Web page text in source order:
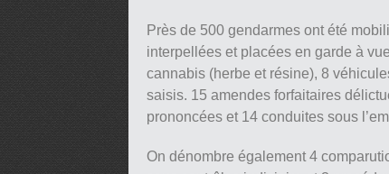
Près de 500 gendarmes ont été
interpellées et placées en garde à
cannabis (herbe et résine), 8
saisis. 15 amendes forfaitaires
prononcées et 14 conduites sous
On dénombre également 4